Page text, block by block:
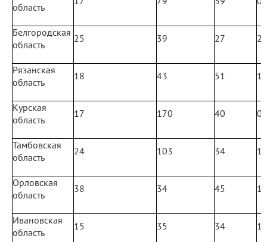
область
Белгородская
область
25 39 27 2
Рязанская
область
18 43 51 1
Курская
область
17 170 40 0
Тамбовская
область
24 103 34 1
Орловская
область
38 34 45 1
Ивановская
область
15 35 34 1